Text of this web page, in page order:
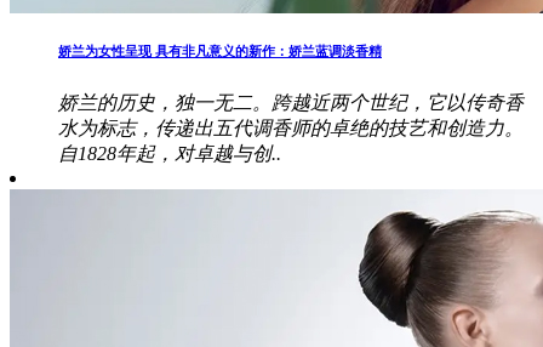
娇兰为女性呈现 具有非凡意义的新作：娇兰蓝调淡香精
娇兰的历史，独一无二。跨越近两个世纪，它以传奇香
水为标志，传递出五代调香师的卓绝的技艺和创造力。
自1828年起，对卓越与创..